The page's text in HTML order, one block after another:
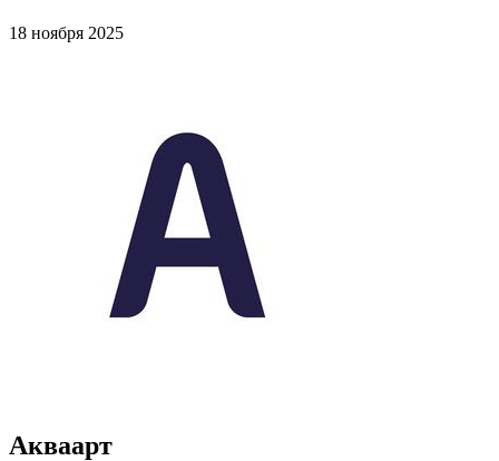
18 ноября 2025
Акваарт